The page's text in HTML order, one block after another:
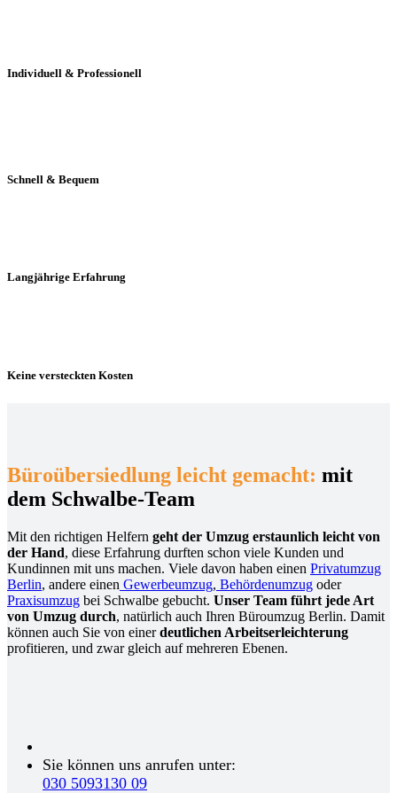
Individuell & Professionell
Schnell & Bequem
Langjährige Erfahrung
Keine versteckten Kosten
Büroübersiedlung leicht gemacht: mit
dem Schwalbe-Team
Mit den richtigen Helfern geht der Umzug erstaunlich leicht von
der Hand, diese Erfahrung durften schon viele Kunden und
Kundinnen mit uns machen. Viele davon haben einen Privatumzug
Berlin, andere einen Gewerbeumzug, Behördenumzug oder
Praxisumzug bei Schwalbe gebucht. Unser Team führt jede Art
von Umzug durch, natürlich auch Ihren Büroumzug Berlin. Damit
können auch Sie von einerdeutlichen Arbeitserleichterung
profitieren, und zwar gleich auf mehreren Ebenen.
Sie können uns anrufen unter:
030 5093130 09